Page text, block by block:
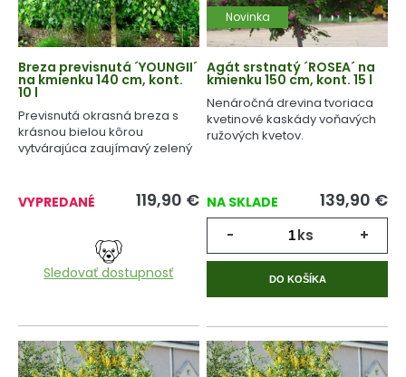
Breza previsnutá ´YOUNGII´
na kmienku 140 cm, kont.
10 l
Previsnutá okrasná breza s
krásnou bielou kôrou
vytvárajúca zaujímavý zelený
VYPREDANÉ 119,90 €
Sledovať dostupnosť
Novinka
Agát srstnatý ´ROSEA´ na
kmienku 150 cm, kont. 15 l
Nenáročná drevina tvoriaca
kvetinové kaskády voňavých
ružových kvetov.
NA SKLADE 139,90 €
- ks +
DO KOŠÍKA